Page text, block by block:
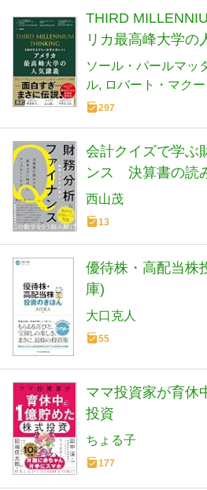
THIRD
リカ最高峰大学
びない思考が身に
ソール・パールマッ
ル
ロバート・マク
297
会計クイズで学ぶ
ンス 決算書の読
時代」にアップデ
西山茂
13
優待株・高配当株
庫)
大口克人
55
ママ投資家が育休
投資
ちょる子
177